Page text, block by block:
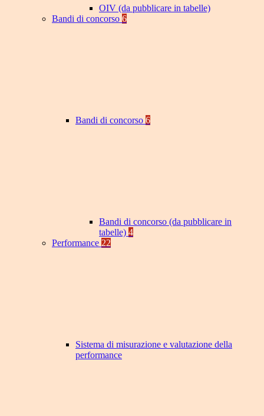
OIV (da pubblicare in tabelle)
Bandi di concorso 6
Bandi di concorso 6
Bandi di concorso (da pubblicare in
tabelle) 4
Performance 22
Sistema di misurazione e valutazione della
performance